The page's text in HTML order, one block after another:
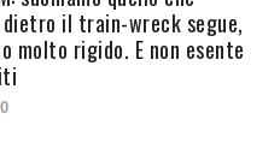
dietro il train-wreck segue,
molto rigido. E non esente
0